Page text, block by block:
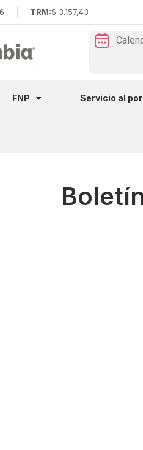
TRM:$ 3.157,43
FNP Servicio al